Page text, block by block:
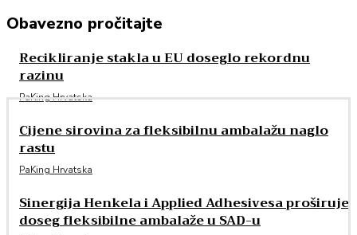
Obavezno pročitajte
Recikliranje stakla u EU doseglo rekordnu
razinu
PaKing Hrvatska
Cijene sirovina za fleksibilnu ambalažu naglo
rastu
PaKing Hrvatska
Sinergija Henkela i Applied Adhesivesa proširuje
doseg fleksibilne ambalaže u SAD-u